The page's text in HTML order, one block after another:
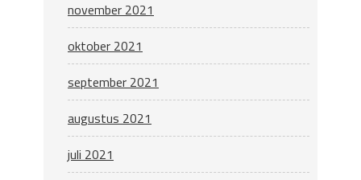
november 2021
oktober 2021
september 2021
augustus 2021
juli 2021